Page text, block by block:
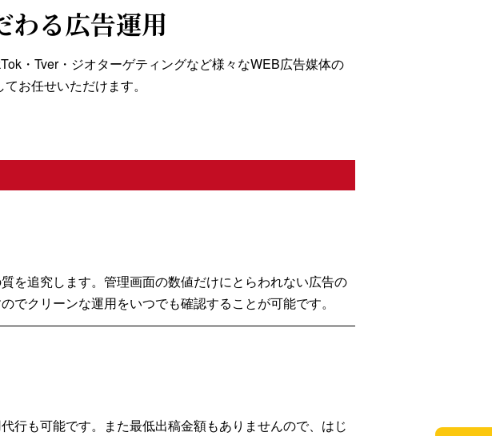
わる広告運用
・Tver・ジオターゲティングなど様々なWEB広告媒体の
お任せいただけます。
を追究します。管理画面の数値だけにとらわれない広告の
クリーンな運用をいつでも確認することが可能です。
行も可能です。また最低出稿金額もありませんので、はじ